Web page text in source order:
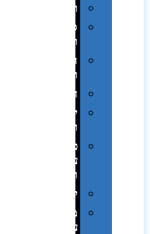
תרמי
ספלים
וכוסות
הוקרה
ואומנות
חגים
יין
ומארזים
כלי
עבודה
ופנסים
למטבח
מוצרי
עור